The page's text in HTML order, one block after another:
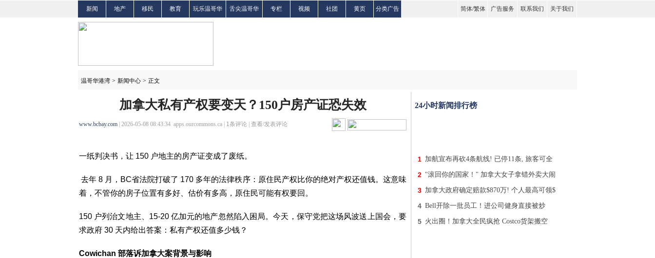
新闻 地产 移民 教育 玩乐温哥华 舌尖温哥华 专栏 视频 社团 黄页 分类广告 简体/繁体 广告服务 联系我们 关于我们
温哥华港湾 > 新闻中心 > 正文
加拿大私有产权要变天？150户房产证恐失效
www.bcbay.com | 2026-05-08 08:43:34 apps.ourcommons.ca | 1条评论 | 查看/发表评论
一纸判决书，让 150 户地主的房产证变成了废纸。
去年 8 月，BC省法院打破了 170 多年的法律秩序：原住民产权比你的绝对产权还值钱。这意味
着，不管你的房子位置有多好、估价有多高，原住民可能有权要回。
150 户列治文地主、15-20 亿加元的地产忽然陷入困局。今天，保守党把这场风波送上国会，要
求政府 30 天内给出答案：私有产权还值多少钱？
Cowichan 部落诉加拿大案背景与影响
24小时新闻排行榜
1 加航宣布再砍4条航线! 已停11条, 旅客可全
2 "滚回你的国家！" 加拿大女子拿错外卖大闹
3 加拿大政府确定赔款$870万! 个人最高可领$
4 Bell开除一批员工！进公司健身直接被炒
5 火出圈！加拿大全民疯抢 Costco货架搬空